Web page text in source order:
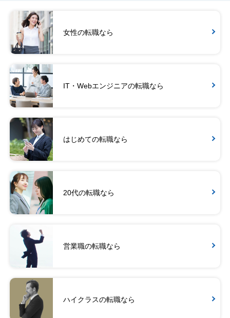
女性の転職なら
IT・Webエンジニアの転職なら
はじめての転職なら
20代の転職なら
営業職の転職なら
ハイクラスの転職なら